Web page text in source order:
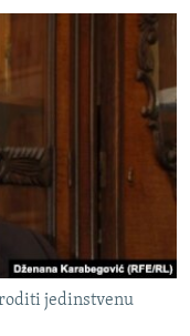
jedinstvenu